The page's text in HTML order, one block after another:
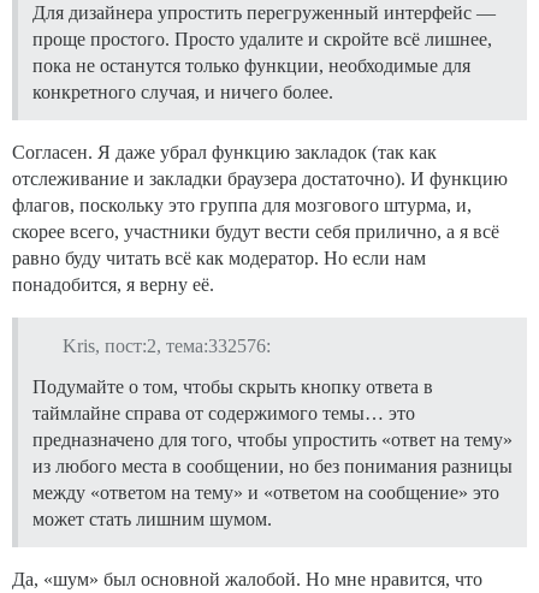
Для дизайнера упростить перегруженный интерфейс —
проще простого. Просто удалите и скройте всё лишнее,
пока не останутся только функции, необходимые для
конкретного случая, и ничего более.
Согласен. Я даже убрал функцию закладок (так как
отслеживание и закладки браузера достаточно). И функцию
флагов, поскольку это группа для мозгового штурма, и,
скорее всего, участники будут вести себя прилично, а я всё
равно буду читать всё как модератор. Но если нам
понадобится, я верну её.
Kris, пост:2, тема:332576:
Подумайте о том, чтобы скрыть кнопку ответа в
таймлайне справа от содержимого темы… это
предназначено для того, чтобы упростить «ответ на тему»
из любого места в сообщении, но без понимания разницы
между «ответом на тему» и «ответом на сообщение» это
может стать лишним шумом.
Да, «шум» был основной жалобой. Но мне нравится, что